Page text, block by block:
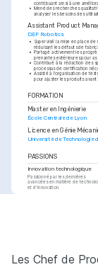
contribuant ainsi à une
• Mené des recherches
analyser les besoins des
Assistant Product
DEF Robotics
• Supervisé la mise en place
réduisant les défauts de
• Partagé activement les
prenantes extérieures pour
• Contribué à la rédaction des
processus de certification
• Assisté à l’organisation de
pour ajuster les produits avant
FORMATION
Master en Ingénierie
École Centrale de Lyon
Licence en Génie
Université de Technologie
PASSIONS
Innovation technologique
Passionné par les dernières
avancées en matière de
et d'innovation.
Les Chef de